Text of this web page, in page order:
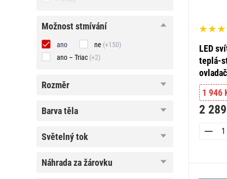
možnost
možnost stmívání
ano ne (+150)
ano – Triac (+2)
rozměr
rozměr
barva
barva těla
světelný
světelný tok
náhrada
náhrada za žárovku
LED
teplá-
1 946
2 289